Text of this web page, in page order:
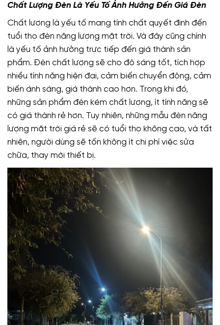
Chất Lượng Đèn Là Yếu Tố Ảnh Hưởng Đến Giá Đèn
Chất lượng là yếu tố mang tính chất quyết định đến
tuổi thọ đèn năng lượng mặt trời. Và đây cũng chính
là yếu tố ảnh hưởng trực tiếp đến giá thành sản
phẩm. Đèn chất lượng sẽ cho độ sáng tốt, tích hợp
nhiều tính năng hiện đại, cảm biến chuyển động, cảm
biến ánh sáng, giá thành cao hơn. Trong khi đó,
những sản phẩm đèn kém chất lượng, ít tính năng sẽ
có giá thành rẻ hơn. Tuy nhiên, những mẫu đèn năng
lượng mặt trời giá rẻ sẽ có tuổi thọ không cao, và tất
nhiên, người dùng sẽ tốn không ít chi phí việc sửa
chữa, thay mới thiết bị.